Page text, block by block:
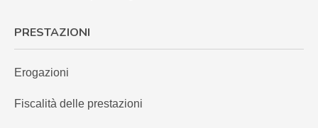
PRESTAZIONI
Erogazioni
Fiscalità delle prestazioni